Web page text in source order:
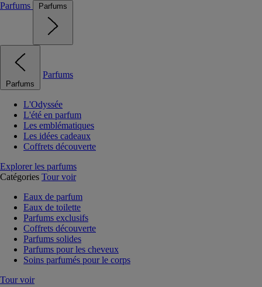
Parfums
Parfums
Parfums
Parfums
L'Odyssée
L'été en parfum
Les emblématiques
Les idées cadeaux
Coffrets découverte
Explorer les parfums
Catégories Tour voir
Eaux de parfum
Eaux de toilette
Parfums exclusifs
Coffrets découverte
Parfums solides
Parfums pour les cheveux
Soins parfumés pour le corps
Tour voir